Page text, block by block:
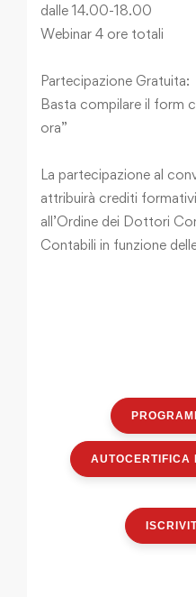
dalle 14.00-18.00
Webinar 4 ore totali
Partecipazione Gratuita:
Basta compilare il form
ora”
La partecipazione al
attribuirà crediti
all’Ordine dei Dottori
Contabili in funzione
AUTOCERTIFICA